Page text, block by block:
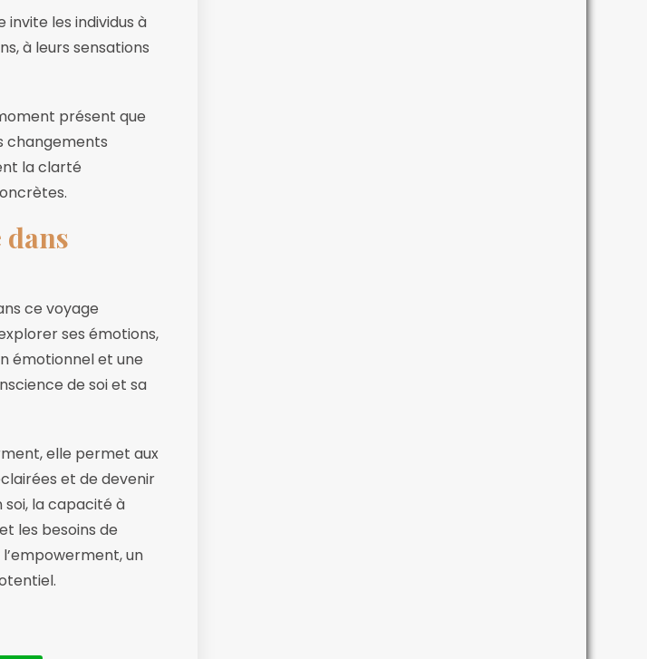
invite les individus à
à leurs sensations
présent que
changements
la clarté
dans
ce voyage
ses émotions,
émotionnel et une
de soi et sa
elle permet aux
et de devenir
la capacité à
les besoins de
un